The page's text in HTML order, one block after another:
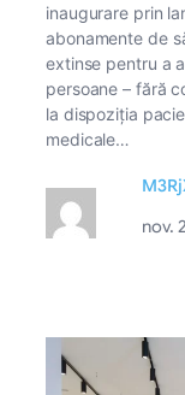
inaugurare prin
abonamente de
extinse pentru a
persoane – fără
la dispoziția
medicale…
nov.